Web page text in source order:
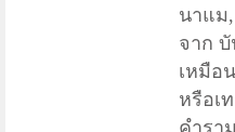
นาแม
จาก
เหมือ
หรือเ